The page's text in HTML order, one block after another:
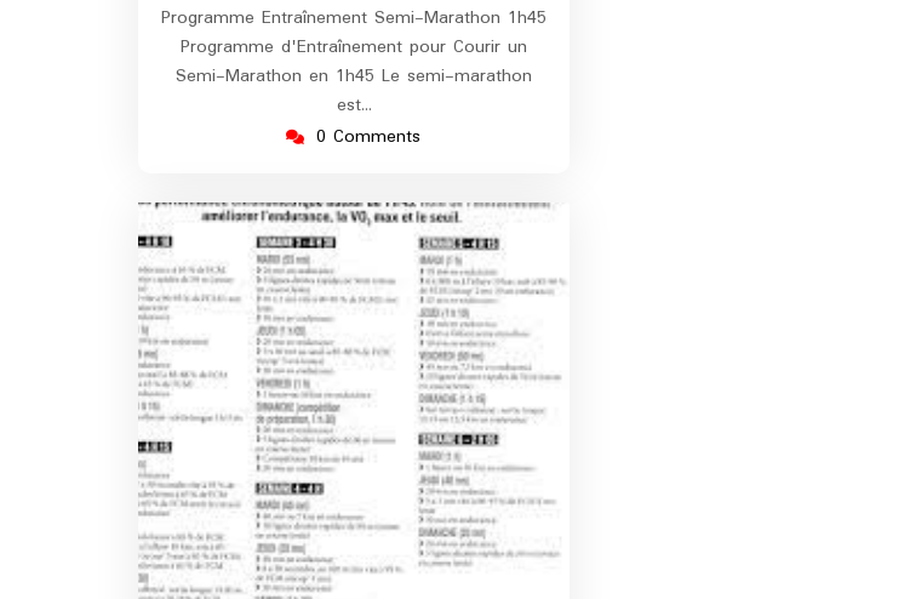
Programme Entraînement Semi-Marathon 1h45
Programme d'Entraînement pour Courir un
Semi-Marathon en 1h45 Le semi-marathon
est…
0 Comments